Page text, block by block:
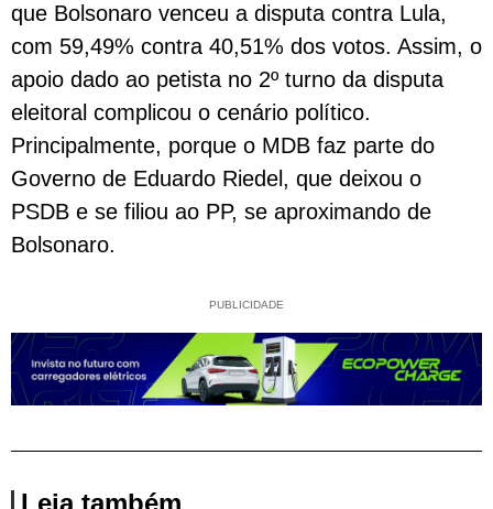
que Bolsonaro venceu a disputa contra Lula,
com 59,49% contra 40,51% dos votos. Assim, o
apoio dado ao petista no 2º turno da disputa
eleitoral complicou o cenário político.
Principalmente, porque o MDB faz parte do
Governo de Eduardo Riedel, que deixou o
PSDB e se filiou ao PP, se aproximando de
Bolsonaro.
PUBLICIDADE
Leia também